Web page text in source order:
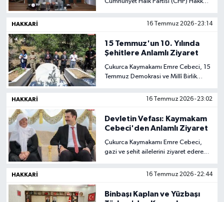
İl Başkanı Nazım Demir yeniden
HAKKARI 16 Temmuz 2026 - 23:14
15 Temmuz'un 10. Yılında
Şehitlere Anlamlı Ziyaret
Çukurca Kaymakamı Emre Cebeci, 15
Temmuz Demokrasi ve Millî Birlik
ilçedeki şehitliği ziyaret ederek aziz
HAKKARI 16 Temmuz 2026 - 23:02
Devletin Vefası: Kaymakam
Cebeci'den Anlamlı Ziyaret
Çukurca Kaymakamı Emre Cebeci,
gazi ve şehit ailelerini ziyaret ederek
olduğunu bir kez daha gösterdi.
HAKKARI 16 Temmuz 2026 - 22:44
Binbaşı Kaplan ve Yüzbaşı